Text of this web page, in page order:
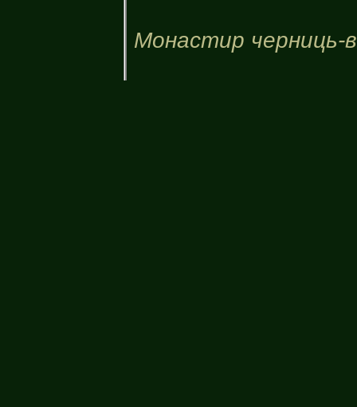
Монастир черниць-